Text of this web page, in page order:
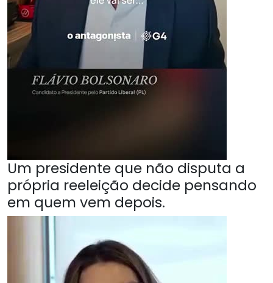
Um presidente que não disputa a
própria reeleição decide pensando
em quem vem depois.